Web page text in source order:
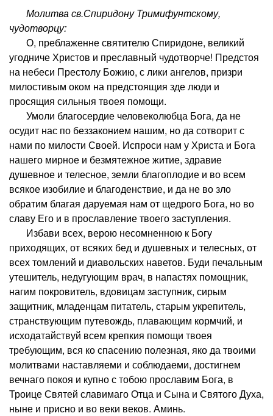
Молитва св.Спиридону Тримифунтскому,
чудотворцу:
О, преблаженне святителю Спиридоне, великий
угодниче Христов и преславный чудотворче! Предстоя
на небеси Престолу Божию, с лики ангелов, призри
милостивым оком на предстоящия зде люди и
просящия сильныя твоея помощи.
Умоли благосердие человеколюбца Бога, да не
осудит нас по беззаконием нашим, но да сотворит с
нами по милости Своей. Испроси нам у Христа и Бога
нашего мирное и безмятежное житие, здравие
душевное и телесное, земли благоплодие и во всем
всякое изобилие и благоденствие, и да не во зло
обратим благая даруемая нам от щедрого Бога, но во
славу Его и в прославление твоего заступления.
Избави всех, верою несомненною к Богу
приходящих, от всяких бед и душевных и телесных, от
всех томлений и диавольских наветов. Буди печальным
утешитель, недугующим врач, в напастях помощник,
нагим покровитель, вдовицам заступник, сирым
защитник, младенцам питатель, старым укрепитель,
странствующим путевождь, плавающим кормчий, и
исходатайствуй всем крепкия помощи твоея
требующим, вся ко спасению полезная, яко да твоими
молитвами наставляеми и соблюдаеми, достигнем
вечнаго покоя и купно с тобою прославим Бога, в
Троице Святей славимаго Отца и Сына и Святого Духа,
ныне и присно и во веки веков. Аминь.